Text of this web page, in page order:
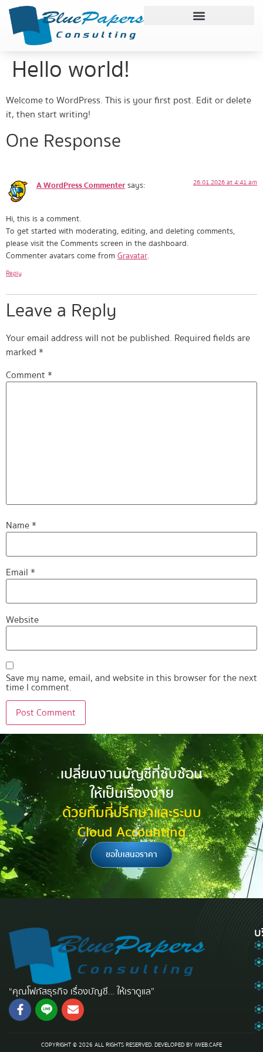
Hello world!
Welcome to WordPress. This is your first post. Edit or delete
it, then start writing!
One Response
A WordPress Commentersays: 26.01.2026 at 4:41 am
Hi, this is a comment.
To get started with moderating, editing, and deleting comments,
please visit the Comments screen in the dashboard.
Commenter avatars come fromGravatar.
Reply
Leave a Reply
Your email address will not be published. Required fields are
marked *
Comment *
Name*
Email *
Website
Save my name, email, and website in this browser for the next
time I comment.
เปลี่ยนงานบัญชีที่ซับซ้อน
ให้เป็นเรื่องง่าย
ด้วยทีมที่ปรึกษาและระบบ
Cloud Accounting
ขอใบเสนอราคา
“คุณโฟกัสธุรกิจ เรื่องบัญชี… ให้เราดูแล”
COPYRIGHT © 2026 ALL RIGHTS RESERVED. DEVELOPED BYIWEB.CAFE